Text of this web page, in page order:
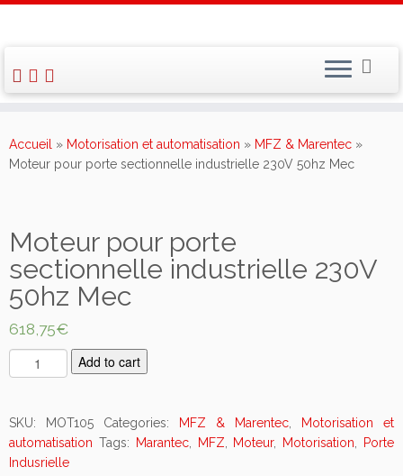
content
Accueil » Motorisation et automatisation » MFZ & Marentec »
Moteur pour porte sectionnelle industrielle 230V 50hz Mec
Moteur pour porte
sectionnelle industrielle 230V
50hz Mec
618,75€
o
e
u
r
Add to cart
SKU: MOT105 Categories: MFZ & Marentec
Motorisation et
automatisation Tags: Marantec, MFZ Moteur, Motorisation
Porte
Indusrielle